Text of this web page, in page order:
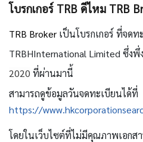
โบรกเกอร์ TRB ดีไหม TRB
TRB Broker เป็นโบรกเกอร์ ที่จดท
TRBHInternational Limited ซึ่งพึ่
2020 ที่ผ่านมานี้
สามารถดูข้อมูลวันจดทะเบียนได้ที่
https://
โดยในเว็บไซต์ที่ไม่มีคุณภาพเอกส